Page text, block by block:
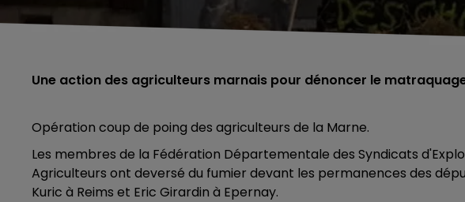
Une action des agriculteurs marnais pour dénoncer le
Opération coup de poing des agriculteurs de la Marne.
Les membres de la Fédération Départementale des Syndicats
Agriculteurs ont deversé du fumier devant les permanences des
Kuric à Reims et Eric Girardin à Epernay.